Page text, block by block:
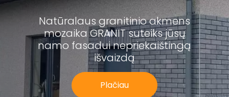
Lakai
Mozaikiniai tinkai
Struktūriniai tinkai
Dekoravimo glaistai
Natūralaus granitinio akmens
mozaika GRANITsuteiks jūsų
namo fasaduinepriekaištingą
išvaizdą
Plačiau